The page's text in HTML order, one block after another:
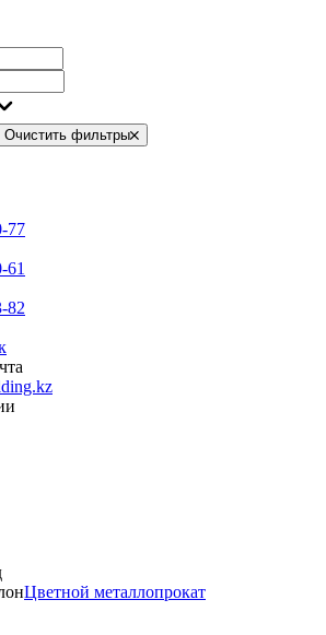
Очистить фильтры
77
61
82
Цветной металлопрокат